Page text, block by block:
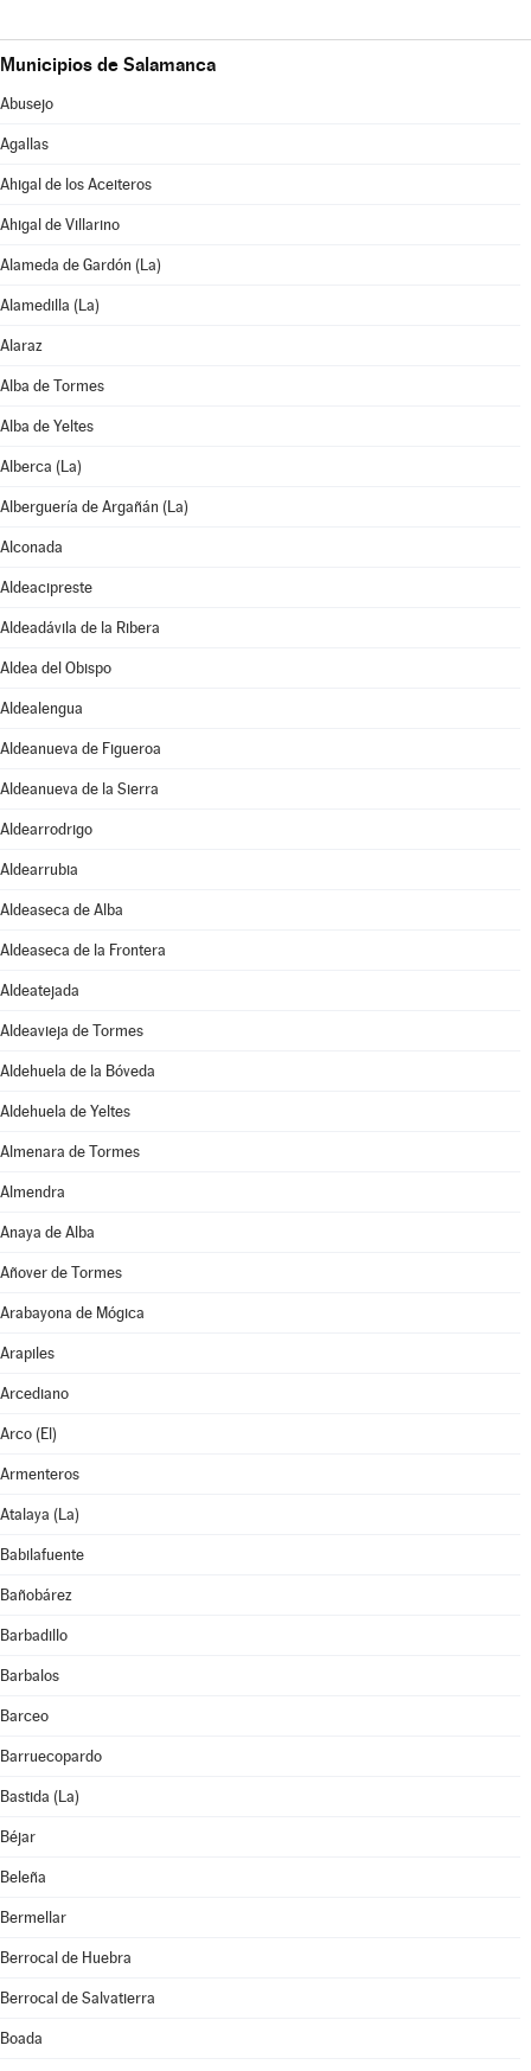
Municipios de Salamanca
Abusejo
Agallas
Ahigal de los Aceiteros
Ahigal de Villarino
Alameda de Gardón (La)
Alamedilla (La)
Alaraz
Alba de Tormes
Alba de Yeltes
Alberca (La)
Alberguería de Argañán (La)
Alconada
Aldeacipreste
Aldeadávila de la Ribera
Aldea del Obispo
Aldealengua
Aldeanueva de Figueroa
Aldeanueva de la Sierra
Aldearrodrigo
Aldearrubia
Aldeaseca de Alba
Aldeaseca de la Frontera
Aldeatejada
Aldeavieja de Tormes
Aldehuela de la Bóveda
Aldehuela de Yeltes
Almenara de Tormes
Almendra
Anaya de Alba
Añover de Tormes
Arabayona de Mógica
Arapiles
Arcediano
Arco (El)
Armenteros
Atalaya (La)
Babilafuente
Bañobárez
Barbadillo
Barbalos
Barceo
Barruecopardo
Bastida (La)
Béjar
Beleña
Bermellar
Berrocal de Huebra
Berrocal de Salvatierra
Boada